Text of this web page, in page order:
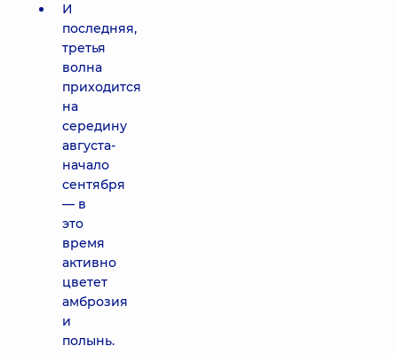
И
последняя,
третья
волна
приходится
на
середину
августа-
начало
сентября
— в
это
время
активно
цветет
амброзия
и
полынь.